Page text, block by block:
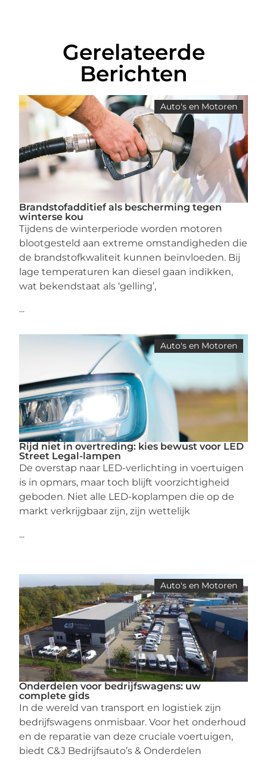
Gerelateerde
Berichten
Auto's en Motoren
Brandstofadditief als bescherming tegen
winterse kou
Tijdens de winterperiode worden motoren
blootgesteld aan extreme omstandigheden die
de brandstofkwaliteit kunnen beïnvloeden. Bij
lage temperaturen kan diesel gaan indikken,
wat bekendstaat als ‘gelling’,
...
Auto's en Motoren
Rijd niet in overtreding: kies bewust voor LED
Street Legal-lampen
De overstap naar LED-verlichting in voertuigen
is in opmars, maar toch blijft voorzichtigheid
geboden. Niet alle LED-koplampen die op de
markt verkrijgbaar zijn, zijn wettelijk
...
Auto's en Motoren
Onderdelen voor bedrijfswagens: uw
complete gids
In de wereld van transport en logistiek zijn
bedrijfswagens onmisbaar. Voor het onderhoud
en de reparatie van deze cruciale voertuigen,
biedt C&J Bedrijfsauto’s & Onderdelen